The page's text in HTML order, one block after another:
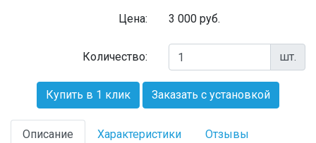
Цена: 3 000 руб.
Количество: шт.
Купить в 1 клик Заказать с установкой
Описание Характеристики Отзывы